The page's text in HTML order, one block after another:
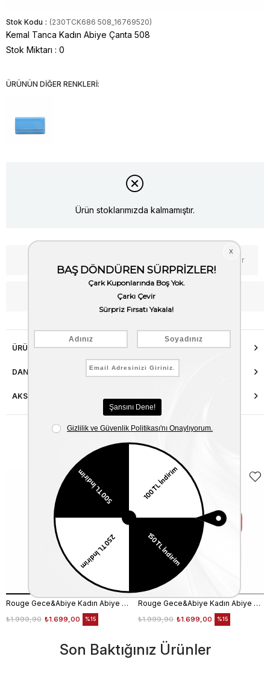
Stok Kodu (230TCK686 508_16769520)
Kemal Tanca Kadın Abiye Çanta 508
Stok Miktarı : 0
ÜRÜNÜN DİĞER RENKLERİ:
Ürün stoklarımızda kalmamıştır.
Fiyat Düşünce Haber Ver
WhatsApp’tan Bilgi Al
ÜRÜN ÖZELLIKLERI
DANIŞMA HATTI
AKSESUAR ONARIMI
Benzer Ürünler
Rouge Gece&Abiye Kadın Abiye Çanta 401S
₺1.699,00
₺1.999,90 %15
Rouge Gece&Abiye Kadın Abiye Çanta 401S
₺1.699,00
₺1.999,90 %15
Son Baktığınız Ürünler